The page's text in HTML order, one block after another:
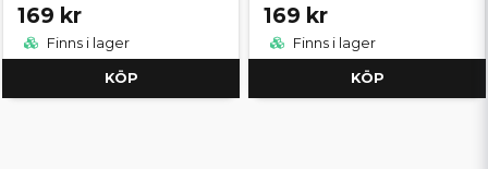
169 kr
Finns i lager
KÖP
169 kr
Finns i lager
KÖP